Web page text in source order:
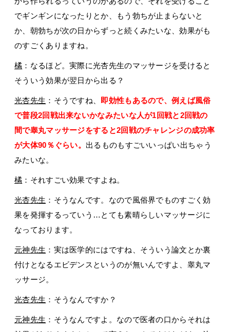
でギンギンになったりとか、もう勃ちが止まらないと
か、朝勃ちが次の日からずっと続くみたいな、効果がも
のすごくありますね。
橘 ：なるほど。実際に光杏先生のマッサージを受けると
そういう効果が翌日から出る？
光杏先生 ：そうですね、 即効性もあるので、例えば風俗
で普段2回戦出来ないかなみたいな人が1回戦と2回戦の
間で睾丸マッサージをすると2回戦のチャレンジの成功率
が大体90％ぐらい。 出るものもすごいいっぱい出ちゃう
みたいな。
橘 ：それすごい効果ですよね。
光杏先生 ：そうなんです。なので風俗界でものすごく効
果を発揮するっていう…とても素晴らしいマッサージに
なっております。
元神先生 ：実は医学的にはですね、そういう論文とか裏
付けとなるエビデンスというのが無いんですよ、睾丸マ
ッサージ。
光杏先生 ：そうなんですか？
元神先生 ：そうなんですよ。なので医者の口からそれは